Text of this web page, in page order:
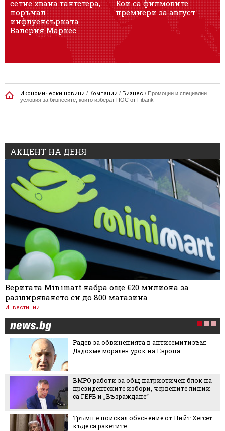
сетне хвана гангстера,
поръчал
инфлуенсърката
Валерия Маркес
Кои са филмовите
премиери за август
Икономически новини / Компании / Бизнес / Промоции и специални
условия за бизнесите, които изберат ПОС от Fibank
АКЦЕНТ НА ДЕНЯ
Веригата Minimart набра още €20 милиона за
разширяването си до 800 магазина
Инвестиции
Радев за обвиненията в антисемитизъм:
Дадохме морален урок на Европа
ВМРО работи за общ патриотичен блок на
президентските избори, червените линии
са ГЕРБ и „Възраждане“
Тръмп е поискал обяснение от Пийт Хегсет
къде са ракетите